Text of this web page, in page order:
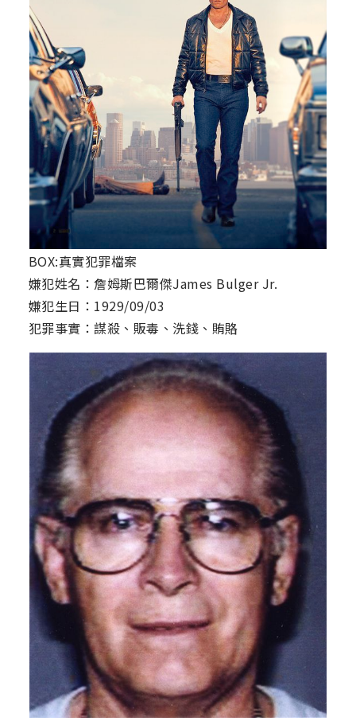
BOX:真實犯罪檔案
嫌犯姓名：詹姆斯巴爾傑James Bulger Jr.
嫌犯生日：1929/09/03
犯罪事實：謀殺、販毒、洗錢、賄賂